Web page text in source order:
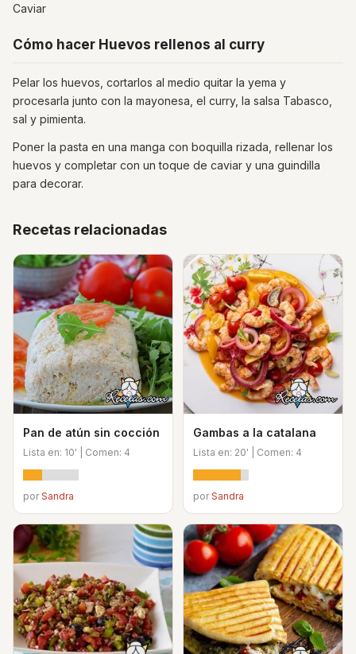
Caviar
Cómo hacer Huevos rellenos al curry
Pelar los huevos, cortarlos al medio quitar la yema y
procesarla junto con la mayonesa, el curry, la salsa Tabasco,
sal y pimienta.
Poner la pasta en una manga con boquilla rizada, rellenar los
huevos y completar con un toque de caviar y una guindilla
para decorar.
Recetas relacionadas
Pan de atún sin cocción
Lista en: 10' | Comen: 4
porSandra
Gambas a la catalana
Lista en: 20' | Comen: 4
porSandra